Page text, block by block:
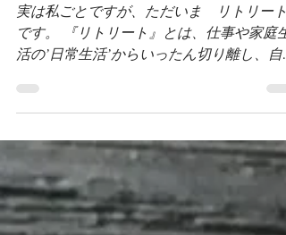
天然カットが美しいハー
キマーダイヤモンド
実は私ごとですが、ただいま リトリート
です。 『リトリート』とは、仕事や家庭生
活の’日常生活’からいったん切り離し、自
と向き合う時間や新しい体験を新しい場所
することで思考の転換を行いよりハッピー
人生を再スタートするという言葉として使